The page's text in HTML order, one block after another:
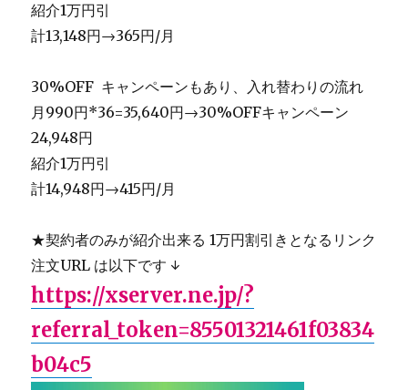
紹介1万円引
計13,148円→365円/月
30%OFF キャンペーンもあり、入れ替わりの流れ
月990円*36=35,640円→30%OFFキャンペーン
24,948円
紹介1万円引
計14,948円→415円/月
★契約者のみが紹介出来る 1万円割引きとなるリンク
注文URL は以下です ↓
https://xserver.ne.jp/?
referral_token=85501321461f03834
b04c5